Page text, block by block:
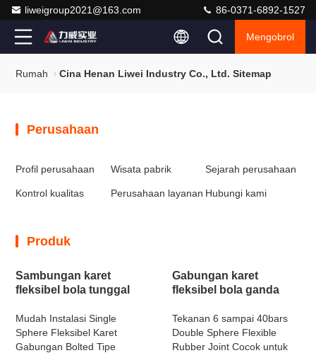
liweigroup2021@163.com 86-0371-6892-1527
Mengobrol
Rumah Cina Henan Liwei Industry Co., Ltd. Sitemap
Perusahaan
Profil perusahaan Wisata pabrik Sejarah perusahaan
Kontrol kualitas Perusahaan layanan Hubungi kami
Produk
Sambungan karet
fleksibel bola tunggal
Mudah Instalasi Single
Sphere Fleksibel Karet
Gabungan Bolted Tipe
Gabungan karet
fleksibel bola ganda
Tekanan 6 sampai 40bars
Double Sphere Flexible
Rubber Joint Cocok untuk